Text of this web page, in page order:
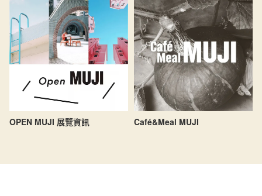
OPEN MUJI 展覽資訊 Café&Meal MUJI